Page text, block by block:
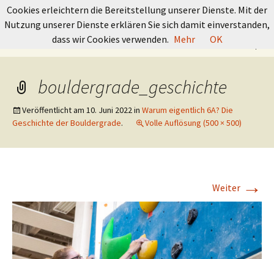
GRUNDKURS BOULDERN
Springe
nach:
bouldergrade_geschichte
Veröffentlicht am 10. Juni 2022in Warum eigentlich 6A? Die
Geschichte der Bouldergrade. Volle Auflösung (500 × 500)
Weiter →
Cookies erleichtern die Bereitstellung unserer Dienste. Mit der
Nutzung unserer Dienste erklären Sie sich damit einverstanden,
dass wir Cookies verwenden. Mehr OK